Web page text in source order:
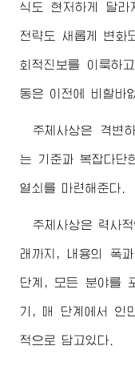
식도 현저하게 달라
전략도 새롭게 변화
회적진보를 이룩하
동은 이전에 비할바
주체사상은 격변
는 기준과 복잡다단
열쇠를 마련해준다.
주체사상은 력사
래까지, 내용의 폭
단계, 모든 분야를
기, 매 단계에서 인
적으로 담고있다.